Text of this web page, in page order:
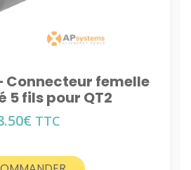
Connecteur femelle
5 fils pour QT2
€ TTC